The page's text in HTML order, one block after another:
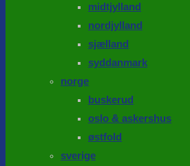
midtjylland
nordjylland
sjælland
syddanmark
norge
buskerud
oslo & askershus
østfold
sverige